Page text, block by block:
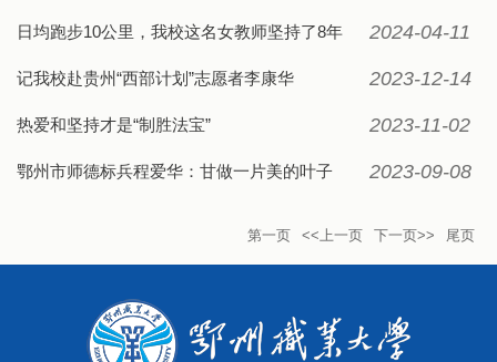
日均跑步10公里，我校这名女教师坚持了8年 2024-04-11
​记我校赴贵州“西部计划”志愿者李康华 2023-12-14
热爱和坚持才是“制胜法宝” 2023-11-02
鄂州市师德标兵程爱华：甘做一片美的叶子 2023-09-08
第一页 <<上一页 下一页>> 尾页